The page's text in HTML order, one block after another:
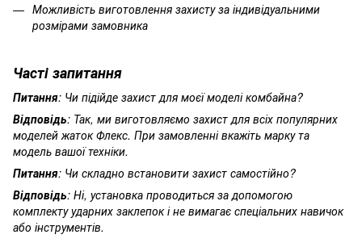
Можливість виготовлення захисту за індивідуальними
розмірами замовника
Часті запитання
Питання: Чи підійде захист для моєї моделі комбайна?
Відповідь: Так, ми виготовляємо захист для всіх популярних
моделей жаток Флекс. При замовленні вкажіть марку та
модель вашої техніки.
Питання: Чи складно встановити захист самостійно?
Відповідь: Ні, установка проводиться за допомогою
комплекту ударних заклепок і не вимагає спеціальних навичок
або інструментів.